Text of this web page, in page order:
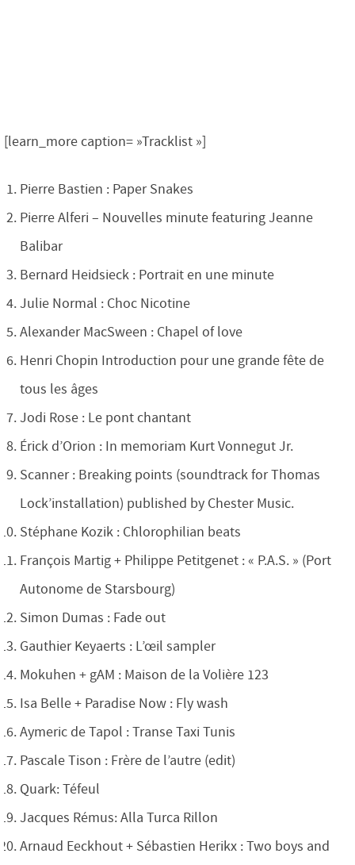
[learn_more caption= »Tracklist »]
Pierre Bastien : Paper Snakes
Pierre Alferi – Nouvelles minute featuring Jeanne
Balibar
Bernard Heidsieck : Portrait en une minute
Julie Normal : Choc Nicotine
Alexander MacSween : Chapel of love
Henri Chopin Introduction pour une grande fête de
tous les âges
Jodi Rose : Le pont chantant
Érick d’Orion : In memoriam Kurt Vonnegut Jr.
Scanner : Breaking points (soundtrack for Thomas
Lock’installation) published by Chester Music.
Stéphane Kozik : Chlorophilian beats
François Martig + Philippe Petitgenet : « P.A.S. » (Port
Autonome de Starsbourg)
Simon Dumas : Fade out
Gauthier Keyaerts : L’œil sampler
Mokuhen + gAM : Maison de la Volière 123
Isa Belle + Paradise Now : Fly wash
Aymeric de Tapol : Transe Taxi Tunis
Pascale Tison : Frère de l’autre (edit)
Quark: Téfeul
Jacques Rémus: Alla Turca Rillon
Arnaud Eeckhout + Sébastien Herikx : Two boys and